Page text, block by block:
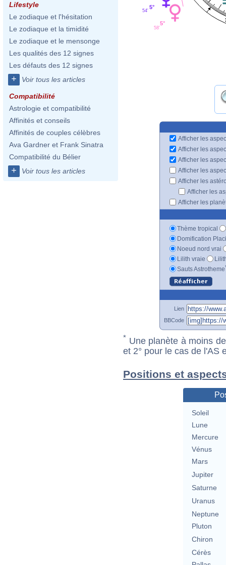
Lifestyle
Le zodiaque et l'hésitation
Le zodiaque et la timidité
Le zodiaque et le mensonge
Les qualités des 12 signes
Les défauts des 12 signes
+ Voir tous les articles
Compatibilité
Astrologie et compatibilité
Affinités et conseils
Affinités de couples célèbres
Ava Gardner et Frank Sinatra
Compatibilité du Bélier
+ Voir tous les articles
5°
54'
5°
58'
Afficher les
Afficher les
Afficher les
Afficher les
Afficher les
Afficher les
Afficher les
Thème tropical
Domification
Noeud nord vrai
Lilith vraie
Sauts Astrotheme
Lien
BBCode
* Une planète à moins
et 2° pour le cas de l'AS
Positions et
Soleil
Lune
Mercure
Vénus
Mars
Jupiter
Saturne
Uranus
Neptune
Pluton
Chiron
Cérès